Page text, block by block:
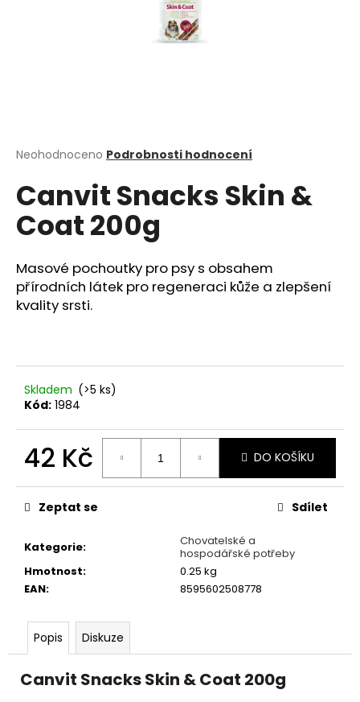
Průměrné
produktu
je
0,0
z
hvězdiček.
Neohodnoceno Podrobnosti hodnocení
Canvit Snacks Skin &
Coat 200g
Masové pochoutky pro psy s obsahem
přírodních látek pro regeneraci kůže a zlepšení
kvality srsti.
Skladem (>5 ks)
Kód: 1984
42 Kč
cena:
DO KOŠÍKU
Kategorie:
Chovatelské a
hospodářské potřeby
Hmotnost:
0.25 kg
EAN: 8595602508778
Zeptat se Sdílet
Popis Diskuze
Canvit Snacks Skin & Coat 200g
?
HLEDAT
D
o
u
č
u
e
m
e
PAŠTIKA
ANIMONDA
VOM
FEINSTEIN
KRŮTA
KRÁLÍK
24